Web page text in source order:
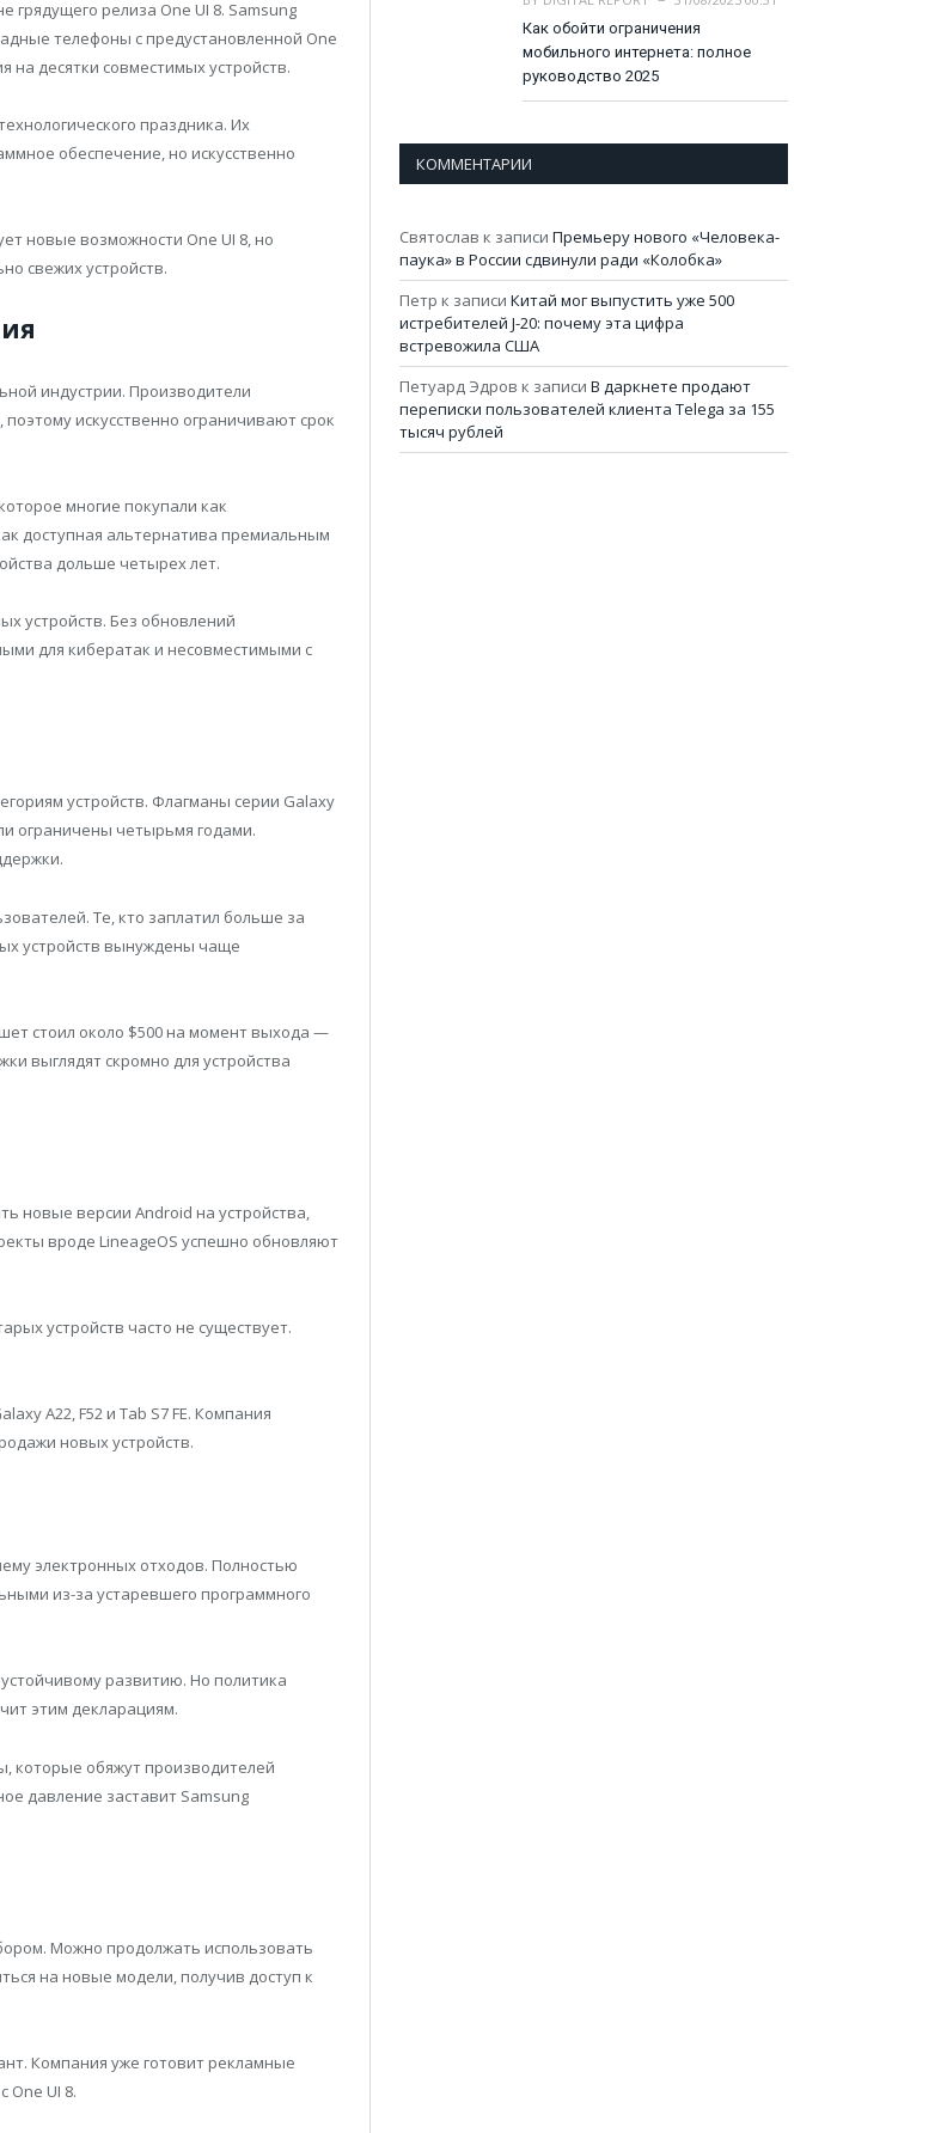
релиза One UI 8. Samsung
телефоны с предустановленной One
на десятки совместимых устройств.
праздника. Их
обеспечение, но искусственно
новые возможности One UI 8, но
свежих устройств.
индустрии. Производители
искусственно ограничивают срок
многие покупали как
доступная альтернатива премиальным
дольше четырех лет.
устройств. Без обновлений
для кибератак и несовместимыми с
устройств. Флагманы серии Galaxy
ограничены четырьмя годами.
Те, кто заплатил больше за
устройств вынуждены чаще
стоил около $500 на момент выхода —
выглядят скромно для устройства
новые версии Android на устройства,
вроде LineageOS успешно обновляют
устройств часто не существует.
A22, F52 и Tab S7 FE. Компания
новых устройств.
электронных отходов. Полностью
из-за устаревшего программного
развитию. Но политика
этим декларациям.
которые обяжут производителей
давление заставит Samsung
Можно продолжать использовать
на новые модели, получив доступ к
Компания уже готовит рекламные
One UI 8.
Как обойти ограничения
мобильного интернета: полное
руководство 2025
КОММЕНТАРИИ
Святослав к записи Премьеру нового «Человека-
паука» в России сдвинули ради «Колобка»
Петр к записи Китай мог выпустить уже 500
истребителей J-20: почему эта цифра
встревожила США
Петуард Эдров к записи В даркнете продают
переписки пользователей клиента Telega за 155
тысяч рублей